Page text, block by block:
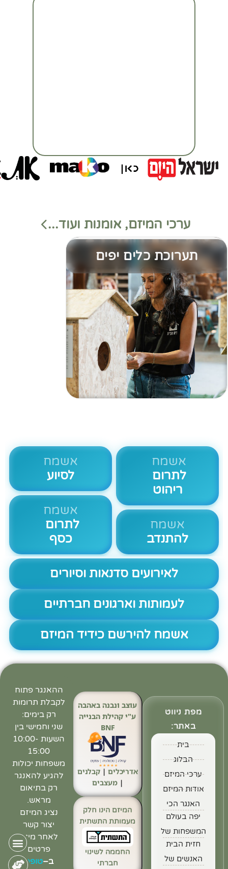
ערכי המיזם, אומנות ועוד...
תערוכת כלים יפים
אשמח
לתרום
ריהוט
אשמח
להתנדב
אשמח
לסיוע
אשמח
לתרום
כסף
לאירועים סדנאות וסיורים
לעמותות וארגונים חברתיים
אשמח להירשם כידיד המיזם
מפת ניווט
באתר:
בית
הבלוג
ערכי המיזם
אודות המיזם
האנגר הכי
יפה בעולם
המשפחות של
חזית הבית
האנשים של
ההאנגר פתוח
לקבלת תרומות
רק בימים:
שני וחמישי בין
השעות 10:00-
15:00
משפחות יכולות
להגיע להאנגר
רק בתיאום
מראש.
נציג המיזם
יצור קשר
לאחר מילוי
פרטים
ב–טופס
עוצב ונבנה באהבה
ע"י קהילת הבנייה
BNF
אדריכלים | קבלנים
|מעצבים
המיזם הינו חלק
מעמותת התשתית
החממה לשינוי
חברתי